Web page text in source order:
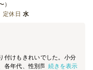
）
定休日 水
付けもきれいでした。小分
各年代、性別問わず、好評
続きを表示